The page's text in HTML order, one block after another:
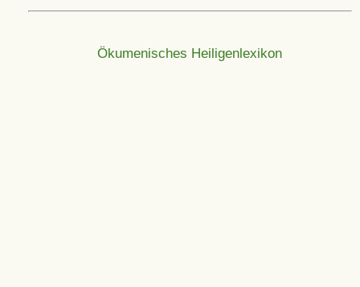
Ökumenisches Heiligenlexikon